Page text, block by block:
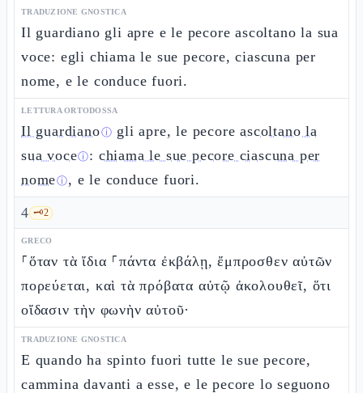
TRADUZIONE GNOSTICA
Il guardiano gli apre e le pecore ascoltano la sua
voce: egli chiama le sue pecore, ciascuna per
nome, e le conduce fuori.
LETTURA ORTODOSSA
Il guardianoⓘ gli apre, le pecoreascoltano la
sua voceⓘ: chiama le sue pecore ciascuna per
nomeⓘ, e le conduce fuori.
4 🗝️2
GRECO
⸀ὅταν τὰ ἴδια ⸀πάντα ἐκβάλῃ, ἔμπροσθεν αὐτῶν
πορεύεται, καὶ τὰ πρόβατα αὐτῷ ἀκολουθεῖ, ὅτι
οἴδασιν τὴν φωνὴν αὐτοῦ·
TRADUZIONE GNOSTICA
E quando ha spinto fuori tutte le sue pecore,
cammina davanti a esse, e le pecore lo seguono